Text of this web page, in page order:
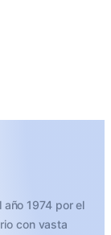
año 1974 por el
con vasta